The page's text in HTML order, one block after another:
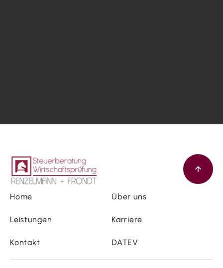
Home Über uns
Leistungen Karriere
Kontakt DATEV